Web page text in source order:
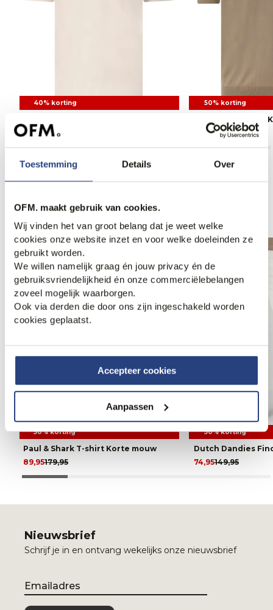
Toestemming Details Over
OFM. maakt gebruik van cookies.
Wij vinden het van groot belang dat je weet welke
cookies onze website inzet en voor welke doeleinden ze
gebruikt worden.
We willen namelijk graag én jouw privacy én de
gebruiksvriendelijkheid én onze commerciëlebelangen
zoveel mogelijk waarborgen.
Ook via derden die door ons zijn ingeschakeld worden
cookies geplaatst.
Accepteer cookies
Aanpassen
40% korting
249,95
149,95
50% korting
Paul & Shark Polo
209,95
104,95
Anderen bekeken ook
50% korting
Paul & Shark T-shirt Korte mouw
179,95
89,95
50% korting
Dutch Dandies
149,95
74,95
Nieuwsbrief
Schrijf je in en ontvang wekelijks onze nieuwsbrief
Email